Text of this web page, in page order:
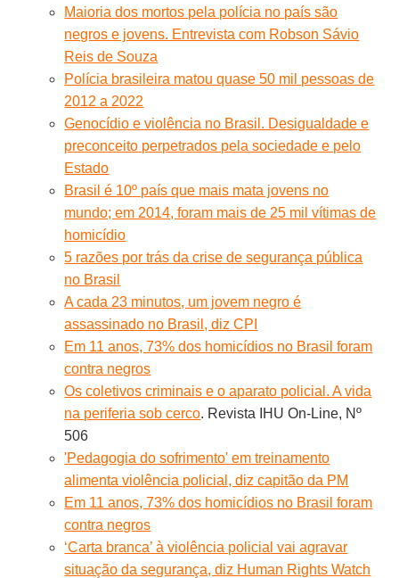
Maioria dos mortos pela polícia no país são
negros e jovens. Entrevista com Robson Sávio
Reis de Souza
Polícia brasileira matou quase 50 mil pessoas de
2012 a 2022
Genocídio e violência no Brasil. Desigualdade e
preconceito perpetrados pela sociedade e pelo
Estado
Brasil é 10º país que mais mata jovens no
mundo; em 2014, foram mais de 25 mil vítimas de
homicídio
5 razões por trás da crise de segurança pública
no Brasil
A cada 23 minutos, um jovem negro é
assassinado no Brasil, diz CPI
Em 11 anos, 73% dos homicídios no Brasil foram
contra negros
Os coletivos criminais e o aparato policial. A vida
na periferia sob cerco. Revista IHU On-Line, Nº
506
'Pedagogia do sofrimento' em treinamento
alimenta violência policial, diz capitão da PM
Em 11 anos, 73% dos homicídios no Brasil foram
contra negros
‘Carta branca’ à violência policial vai agravar
situação da segurança, diz Human Rights Watch